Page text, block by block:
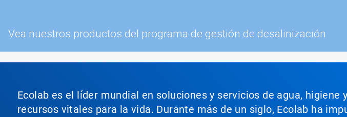
Vea nuestros productos del programa de gestión de desalinización
Ecolab es el líder mundial en soluciones y servicios de agua,
recursos vitales para la vida. Durante más de un siglo, Ecolab ha